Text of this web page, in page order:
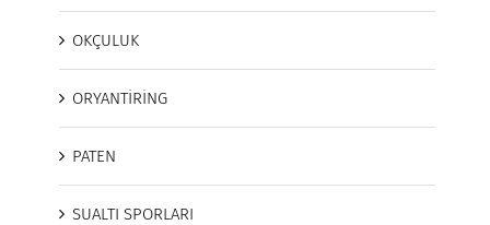
OKÇULUK
ORYANTİRİNG
PATEN
SUALTI SPORLARI